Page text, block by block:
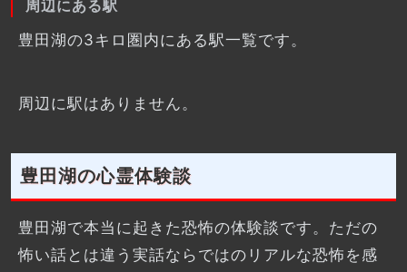
周辺にある駅
豊田湖の3キロ圏内にある駅一覧です。
周辺に駅はありません。
豊田湖の心霊体験談
豊田湖で本当に起きた恐怖の体験談です。ただの
怖い話とは違う実話ならではのリアルな恐怖を感